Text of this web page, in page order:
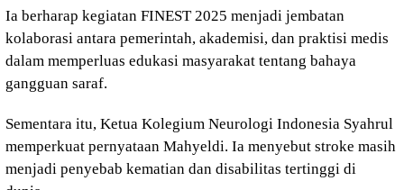
Ia berharap kegiatan FINEST 2025 menjadi jembatan
kolaborasi antara pemerintah, akademisi, dan praktisi medis
dalam memperluas edukasi masyarakat tentang bahaya
gangguan saraf.
Sementara itu, Ketua Kolegium Neurologi Indonesia Syahrul
memperkuat pernyataan Mahyeldi. Ia menyebut stroke masih
menjadi penyebab kematian dan disabilitas tertinggi di